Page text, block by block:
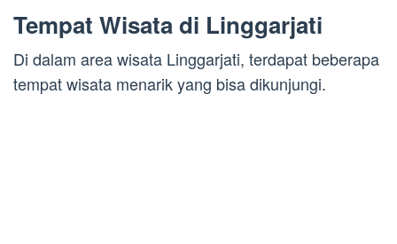
Tempat Wisata di Linggarjati
Di dalam area wisata Linggarjati, terdapat beberapa
tempat wisata menarik yang bisa dikunjungi.